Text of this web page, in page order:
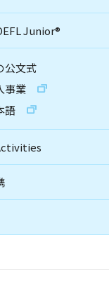
Junior®
公文式
事業
語